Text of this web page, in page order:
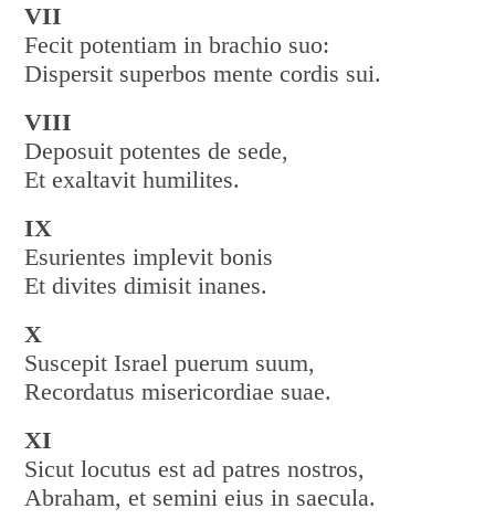
VII
Fecit potentiam in brachio suo:
Dispersit superbos mente cordis sui.
VIII
Deposuit potentes de sede,
Et exaltavit humilites.
IX
Esurientes implevit bonis
Et divites dimisit inanes.
X
Suscepit Israel puerum suum,
Recordatus misericordiae suae.
XI
Sicut locutus est ad patres nostros,
Abraham, et semini eius in saecula.